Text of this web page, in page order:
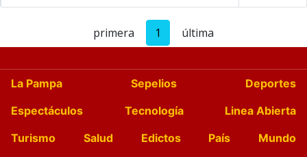
primera 1 última
La Pampa Sepelios
Deportes
Espectáculos
Tecnología
Linea Abierta
Turismo
Salud Edictos País
Mundo